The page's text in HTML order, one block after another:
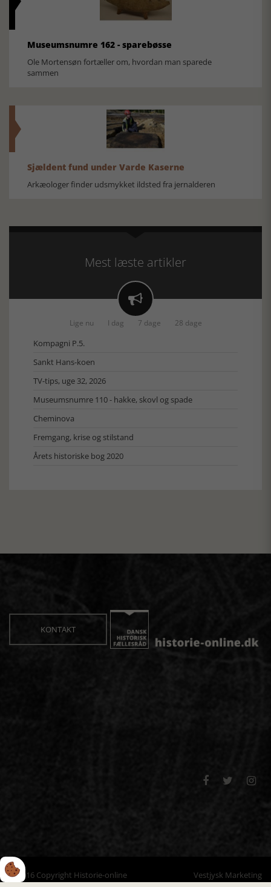
Museumsnumre 162 - sparebøsse
Ole Mortensøn fortæller om, hvordan man sparede
sammen
Sjældent fund under Varde Kaserne
Arkæologer finder udsmykket ildsted fra jernalderen
Mest læste artikler

Lige nu I dag 7 dage 28 dage
Kompagni P.5.
Sankt Hans-koen
TV-tips, uge 32, 2026
Museumsnumre 110 - hakke, skovl og spade
Cheminova
Fremgang, krise og stilstand
Årets historiske bog 2020
KONTAKT
  
© 2016 Copyright Historie-online Vestjysk Marketing